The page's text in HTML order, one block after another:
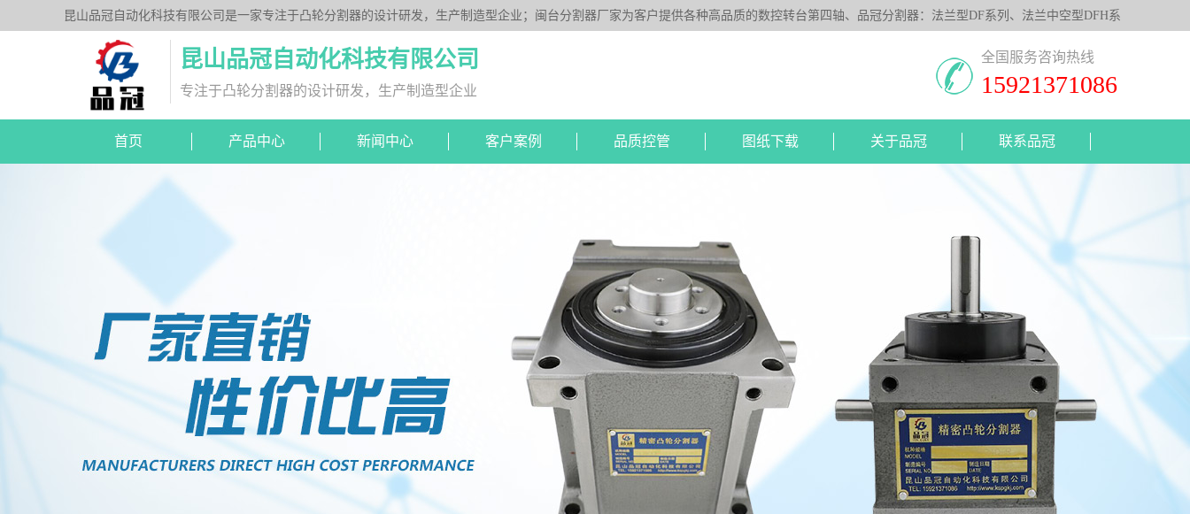
昆山品冠自动化科技有限公司是一家专注于凸轮分割器的设计研发，生产制造型企业；闽台分割器厂家为客户提供各种高品质的数控转台第四轴、品冠分割器：法兰型DF系列、法兰中空型DFH系
列、平台桌面型DT系列、超薄平台桌面型DA系列、心轴型DS系列、平板型PU系列、圆柱重负载型Y系列；公司凭借技术优势，可按照客户要求，提供非标定制服务。
昆山品冠自动化科技有限公司
专注于凸轮分割器的设计研发，生产制造型企业
全国服务咨询热线
15921371086
首页 产品中心 新闻中心 客户案例 品质控管 图纸下载 关于品冠 联系品冠
DA超薄平台桌面型
分割器图纸下载